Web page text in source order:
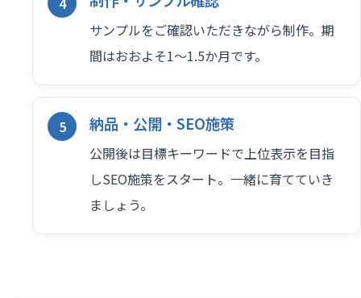
サンプルをご確認いただきながら制作。期
間はおおよそ1〜1.5か月です。
納品・公開・SEO施策
公開後は目標キーワードで上位表示を目指
しSEO施策をスタート。一緒に育てていき
ましょう。